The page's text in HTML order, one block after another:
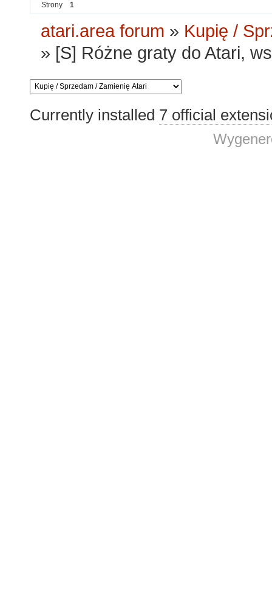
Strony 1
atari.area forum » Kupię /
» [S] Różne graty do Atari,
Currently installed 7 official